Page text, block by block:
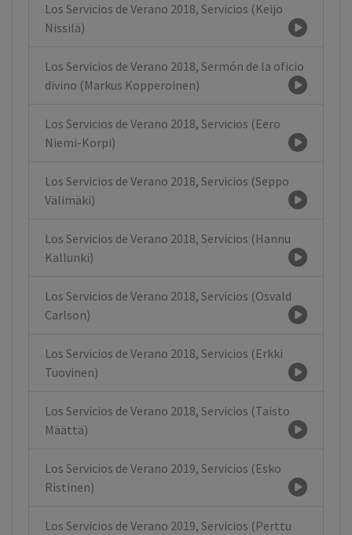
Los Servicios de Verano 2018, Servicios (Keijo
Nissilä)
Los Servicios de Verano 2018, Sermón de la oficio
divino (Markus Kopperoinen)
Los Servicios de Verano 2018, Servicios (Eero
Niemi-Korpi)
Los Servicios de Verano 2018, Servicios (Seppo
Välimäki)
Los Servicios de Verano 2018, Servicios (Hannu
Kallunki)
Los Servicios de Verano 2018, Servicios (Osvald
Carlson)
Los Servicios de Verano 2018, Servicios (Erkki
Tuovinen)
Los Servicios de Verano 2018, Servicios (Taisto
Määttä)
Los Servicios de Verano 2019, Servicios (Esko
Ristinen)
Los Servicios de Verano 2019, Servicios (Perttu